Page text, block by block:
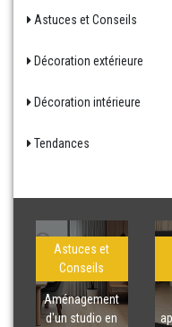
Astuces et Conseils
Décoration extérieure
Décoration intérieure
Tendances
Astuces et
Conseils
Aménagement
d'un studio en